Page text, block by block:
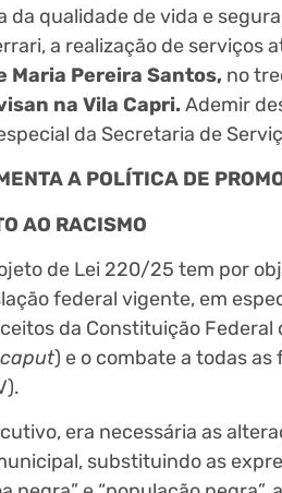
qualidade de vida e
a realização de serviços
Maria Pereira Santos, no
na Vila Capri.Ademir
da Secretaria de
A POLÍTICA DE
AO RACISMO
de Lei 220/25 tem por
federal vigente, em
da Constituição
caput) e o combate a todas
era necessária as
substituindo as